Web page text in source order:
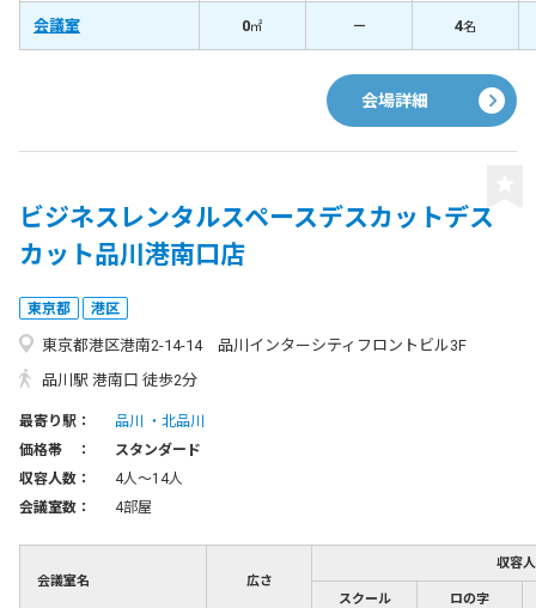
会議室 0㎡ － 4名
会場詳細
ビジネスレンタルスペースデスカットデス
カット品川港南口店
東京都 港区
東京都港区港南2-14-14 品川インターシティフロントビル3F
品川駅 港南口 徒歩2分
最寄り駅： 品川
北品川
価格帯 ：
スタンダード
収容人数：
4人〜14人
会議室数：
4部屋
会議室名 広さ
収容
スクール ロの字